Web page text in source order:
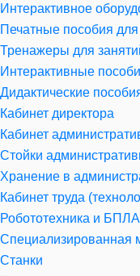
Интерактивное
Печатные пособия для
Тренажеры для
Интерактивные
Дидактические
Кабинет директора
Кабинет
Стойки
Хранение в
Кабинет труда
Робототехника и БПЛА
Специализированная
Станки